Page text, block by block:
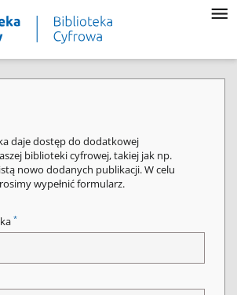
daje dostęp do dodatkowej
biblioteki cyfrowej, takiej jak np.
nowo dodanych publikacji. W celu
wypełnić formularz.
*